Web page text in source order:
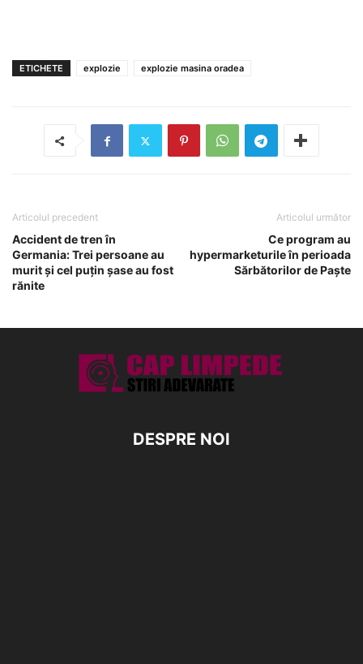
ETICHETE explozie explozie masina oradea
Articolul precedent
Accident de tren în
Germania: Trei persoane au
murit şi cel puţin şase au fost
rănite
Articolul următor
Ce program au
hypermarketurile în perioada
Sărbătorilor de Paşte
DESPRE NOI